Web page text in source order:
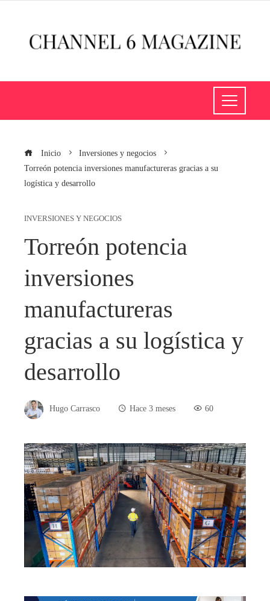
Inicio
Inversiones y negocios
Torreón potencia inversiones manufactureras gracias a su
logística y desarrollo
INVERSIONES Y NEGOCIOS
Torreón potencia
inversiones
manufactureras
gracias a su logística y
desarrollo
Hugo Carrasco Hace 3 meses 60